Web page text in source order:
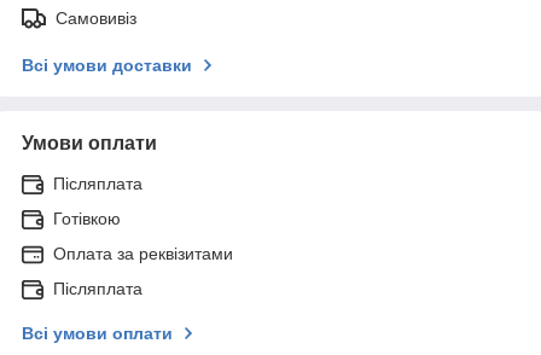
Самовивіз
Всі умови доставки
Умови оплати
Післяплата
Готівкою
Оплата за реквізитами
Післяплата
Всі умови оплати